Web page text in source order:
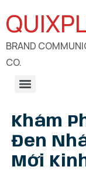
BRAND
CO.
Khám
Đen
Mới